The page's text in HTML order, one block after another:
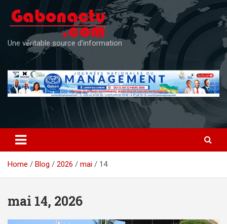
content
Une véritable source d'information
Home Blog 2026 mai 14
mai 14, 2026